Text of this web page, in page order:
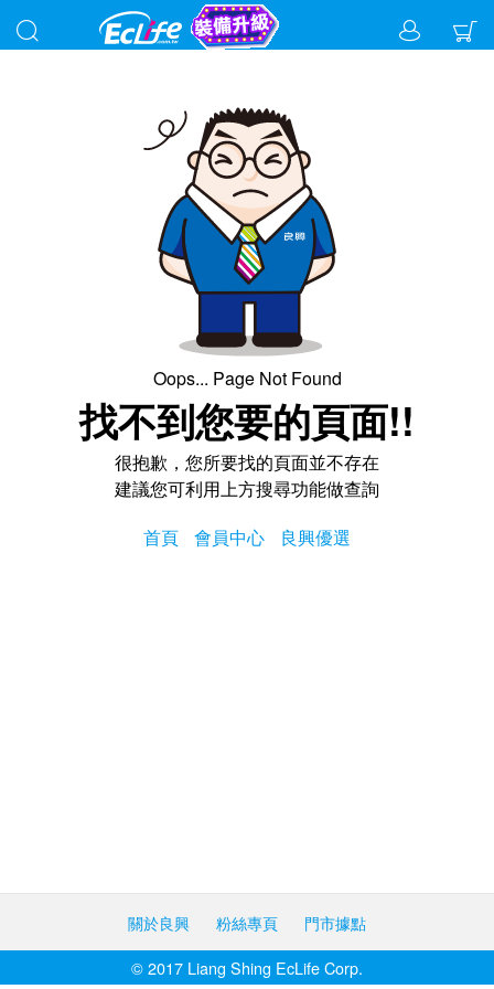
找不到您要的頁面!!
很抱歉，您所要找的頁面並不存在
建議您可利用上方搜尋功能做查詢
首頁
會員中心 良興優選
關於良興 粉絲專頁
門市據點
© 2017 Liang Shing EcLife Corp.